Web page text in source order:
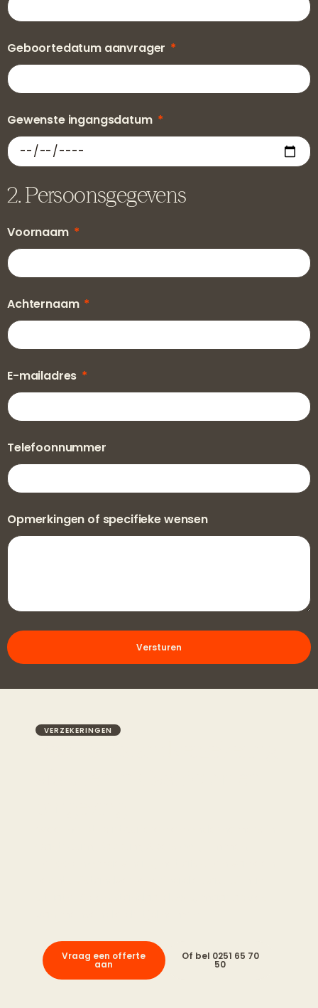
Geboortedatum aanvrager
Gewenste ingangsdatum
2. Persoonsgegevens
Voornaam
Achternaam
E-mailadres
Telefoonnummer
Opmerkingen of specifieke wensen
Versturen
VERZEKERINGEN
Vraag een offerte
aan
Of bel 0251 65 70
50